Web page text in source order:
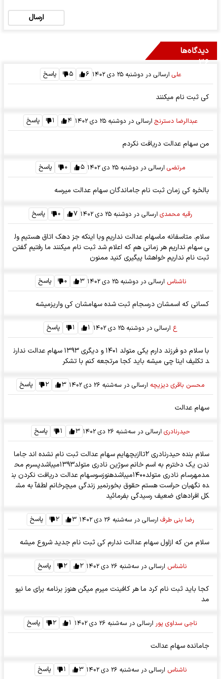
ارسال
دیدگاه‌ها
۳۶
علی ارسالی در دوشنبه ۲۵ دی ۱۴۰۲ ۶ ۵ پاسخ
کی ثبت نام میکنند
عبدالرضا دسترنج ارسالی در دوشنبه ۲۵ دی ۱۴۰۲ ۴ ۱ پاسخ
من سهام عدالت دریافت نکردم
مرتضی ارسالی در دوشنبه ۲۵ دی ۱۴۰۲ ۵ ۰ پاسخ
بالخره کی زمان ثبت نام جاماندگان سهام عدالت میرسه
رقیه محمدی ارسالی در دوشنبه ۲۵ دی ۱۴۰۲ ۷ ۰ پاسخ
سلام. متاسفانه ماسهام عدالت نداریم وبا اینکه جز دهک اتاق هستیم ول
ی سهام نداریم هر زمانی هم که اعلام شد ثبت نام میکنند ما رفتیم گفتن
ثبت نام نداریم خواهشا پیگیری کنید ممنون
ناشناس ارسالی در دوشنبه ۲۵ دی ۱۴۰۲ ۳ ۰ پاسخ
کسانی که اسمشان درسجام ثبت شده سهامشان کی واریزمیشه
ع ارسالی در دوشنبه ۲۵ دی ۱۴۰۲ ۱ ۱ پاسخ
با سلام دو فرزند دارم یکی متولد ۱۴۰۱ و دیگری ۱۳۹۳ سهام عدالت ندارن
د تکلیف اینا چی میشه باید کجا مرتجعه کنم با تشکر
محسن باقری دیزیچه ارسالی در سه‌شنبه ۲۶ دی ۱۴۰۲ ۳ ۲ پاسخ
سهام عدالت
حیدرنادری ارسالی در سه‌شنبه ۲۶ دی ۱۴۰۲ ۳ ۱ پاسخ
سلام بنده حیدرنادری ۲تاازبچهایم سهام عدالت ثبت نام نشده اند جاما
ندن یک دخترم به اسم خانم سوژین نادری متولد۱۳۹۳میباشدپسرم مح
مدمهرسام نادری متولد۱۴۰۰میباشدهنوزسوسهام عدالت دریافت نکردن بن
ده نگهبان حراست هستم حقوق بخورنمیر زندگی میچرخانم لطفآ به مش
کل افرادهای ضعیف رسیدگی بفرمائید
رضا بنی طرف ارسالی در سه‌شنبه ۲۶ دی ۱۴۰۲ ۳ ۲ پاسخ
سلام من که ازاول سهام عدالت ندارم کی ثبت نام جدید شروع میشه
ناشناس ارسالی در سه‌شنبه ۲۶ دی ۱۴۰۲ ۲ ۲ پاسخ
کجا باید ثبت نام کرد ما هر کافینت میرم میگن هنوز برنامه برای ما نیو
مد
ناجی سداوی پور ارسالی در سه‌شنبه ۲۶ دی ۱۴۰۲ ۱ ۲ پاسخ
جامانده سهام عدالت
ناشناس ارسالی در سه‌شنبه ۲۶ دی ۱۴۰۲ ۳ ۱ پاسخ